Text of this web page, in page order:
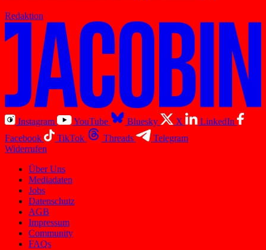
Redaktion
Instagram YouTube Bluesky X
LinkedIn
Facebook
TikTok Threads
Telegram
Widerrufen
Über Uns
Mediadaten
Jobs
Datenschutz
AGB
Impressum
Community
FAQs